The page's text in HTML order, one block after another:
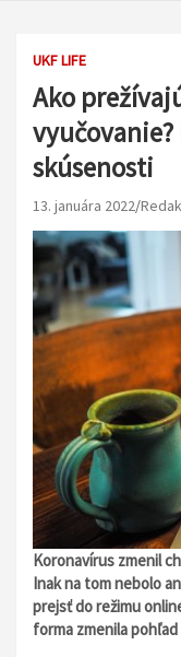
UKF LIFE
Ako
vyučovanie?
skúsenosti
13. januára 2022
Koronavírus zmenil
Inak na tom nebolo
prejsť do režimu
forma zmenila